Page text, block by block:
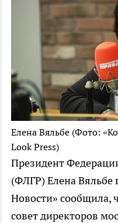
Елена Вяльбе (Фото:
Look Press)
Президент
(ФЛГР) Елена Вяльбе
Новости» сообщила,
совет директоров